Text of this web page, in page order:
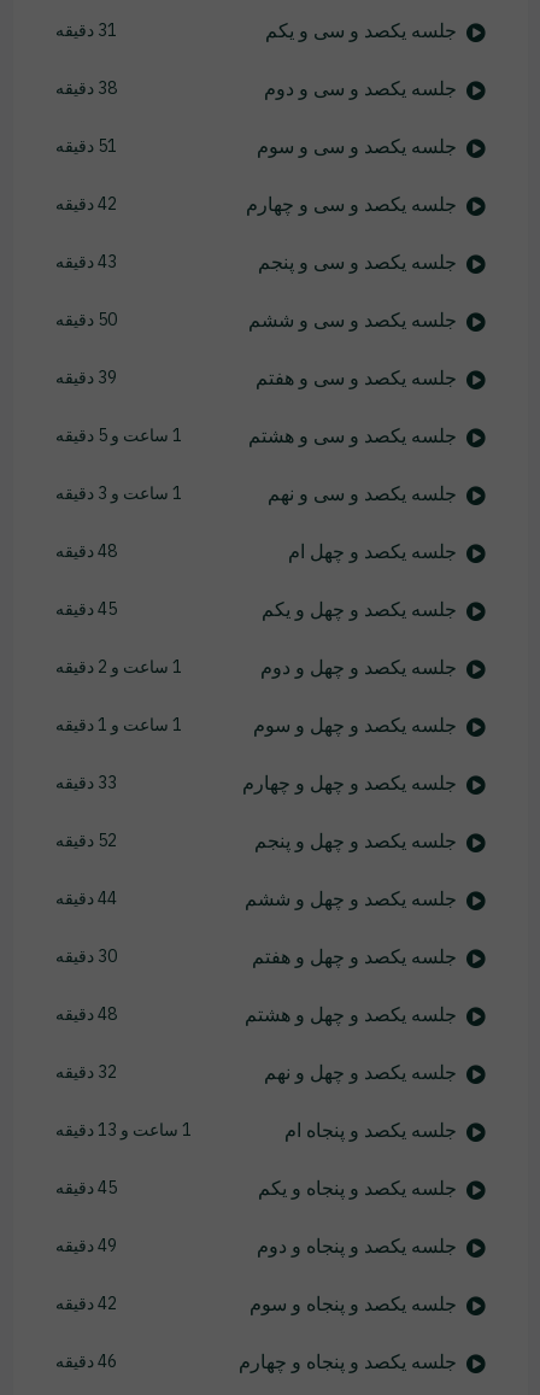
جلسه یکصد و سی و یکم 31 دقیقه
جلسه یکصد و سی و دوم 38 دقیقه
جلسه یکصد و سی و سوم 51 دقیقه
جلسه یکصد و سی و چهارم 42 دقیقه
جلسه یکصد و سی و پنجم 43 دقیقه
جلسه یکصد و سی و ششم 50 دقیقه
جلسه یکصد و سی و هفتم 39 دقیقه
جلسه یکصد و سی و هشتم 1 ساعت و 5 دقیقه
جلسه یکصد و سی و نهم 1 ساعت و 3 دقیقه
جلسه یکصد و چهل ام 48 دقیقه
جلسه یکصد و چهل و یکم 45 دقیقه
جلسه یکصد و چهل و دوم 1 ساعت و 2 دقیقه
جلسه یکصد و چهل و سوم 1 ساعت و 1 دقیقه
جلسه یکصد و چهل و چهارم 33 دقیقه
جلسه یکصد و چهل و پنجم 52 دقیقه
جلسه یکصد و چهل و ششم 44 دقیقه
جلسه یکصد و چهل و هفتم 30 دقیقه
جلسه یکصد و چهل و هشتم 48 دقیقه
جلسه یکصد و چهل و نهم 32 دقیقه
جلسه یکصد و پنجاه ام 1 ساعت و 13 دقیقه
جلسه یکصد و پنجاه و یکم 45 دقیقه
جلسه یکصد و پنجاه و دوم 49 دقیقه
جلسه یکصد و پنجاه و سوم 42 دقیقه
جلسه یکصد و پنجاه و چهارم 46 دقیقه